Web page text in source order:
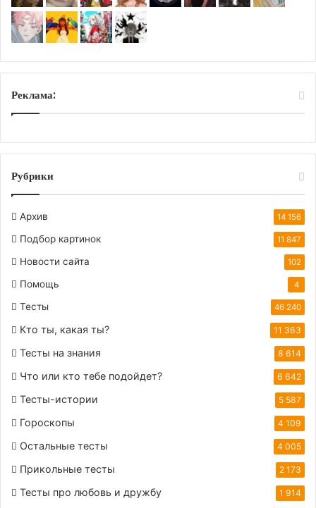
Реклама:
Рубрики
Архив 14 156
Подбор картинок 11 847
Новости сайта 102
Помощь 4
Тесты 46 240
Кто ты, какая ты? 11 363
Тесты на знания 8 614
Что или кто тебе подойдет? 6 642
Тесты-истории 5 587
Гороскопы 4 109
Остальные тесты 4 005
Прикольные тесты 2 173
Тесты про любовь и дружбу 1 914